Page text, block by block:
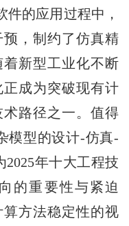
件的应用过程中，
，制约了仿真精
新型工业化不断
成为突破现有计
路径之一。值得
模型的设计-仿真-
年十大工程技
的重要性与紧迫
方法稳定性的视